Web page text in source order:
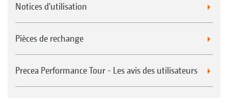
Notices d'utilisation
Pièces de rechange
Precea Performance Tour - Les avis des utilisateurs